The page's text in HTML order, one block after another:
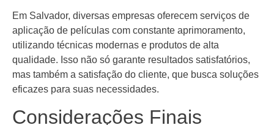
Em Salvador, diversas empresas oferecem serviços de
aplicação de películas com constante aprimoramento,
utilizando técnicas modernas e produtos de alta
qualidade. Isso não só garante resultados satisfatórios,
mas também a satisfação do cliente, que busca soluções
eficazes para suas necessidades.
Considerações Finais